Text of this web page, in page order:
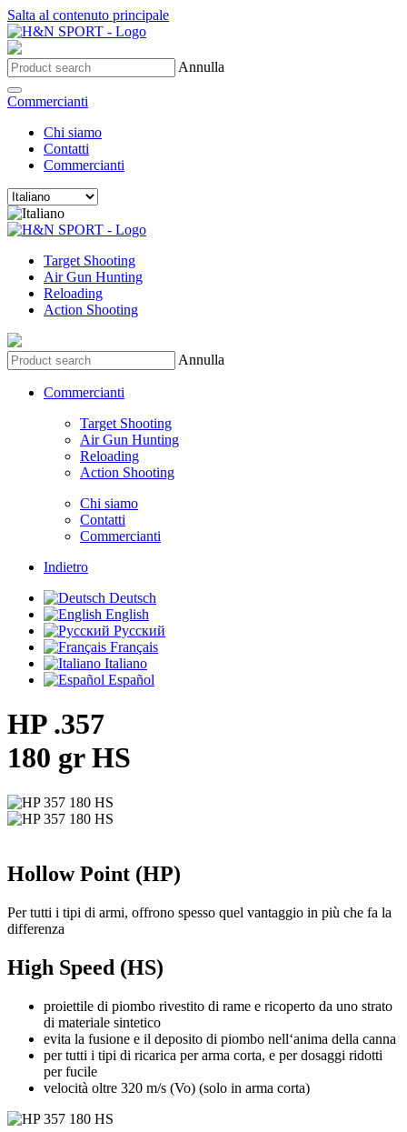
Salta al contenuto principale
Annulla
Commercianti
Chi siamo
Contatti
Commercianti
Target Shooting
Air Gun Hunting
Reloading
Action Shooting
Annulla
Commercianti
Target Shooting
Air Gun Hunting
Reloading
Action Shooting
Chi siamo
Contatti
Commercianti
Indietro
Deutsch
English
Русский
Français
Italiano
Español
HP .357
180 gr HS
Hollow Point (HP)
Per tutti i tipi di armi, offrono spesso quel vantaggio in più che fa la
differenza
High Speed (HS)
proiettile di piombo rivestito di rame e ricoperto da uno strato
di materiale sintetico
evita la fusione e il deposito di piombo nell‘anima della canna
per tutti i tipi di ricarica per arma corta, e per dosaggi ridotti
per fucile
velocità oltre 320 m/s (Vo) (solo in arma corta)